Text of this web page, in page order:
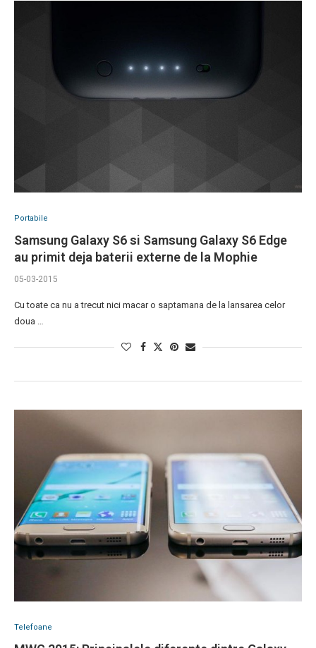
Portabile
Samsung Galaxy S6 si Samsung Galaxy S6 Edge
au primit deja baterii externe de la Mophie
05-03-2015
Cu toate ca nu a trecut nici macar o saptamana de la lansarea celor
doua …
Telefoane